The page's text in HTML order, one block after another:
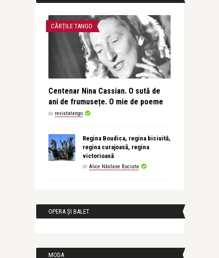
CĂRȚILE TANGO
Centenar Nina Cassian. O sută de
ani de frumusețe. O mie de poeme
de revistatango
Regina Boudica, regina biciuită,
regina curajoasă, regina
victorioasă
de Alice Năstase Buciuta
OPERA ȘI BALET
MODA